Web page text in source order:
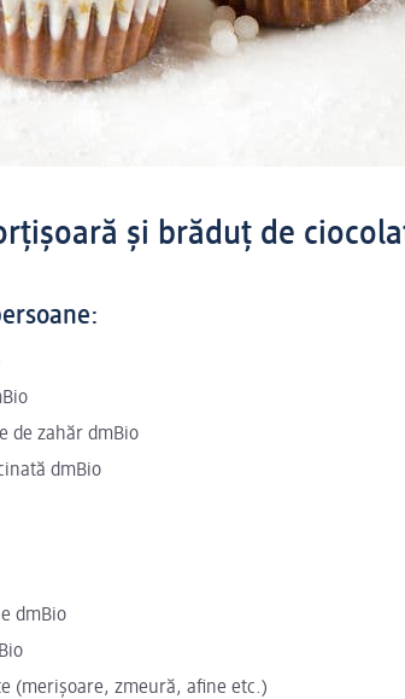
și brăduț de
de zahăr dmBio
dmBio
dmBio
(merișoare, zmeură, afine etc.)